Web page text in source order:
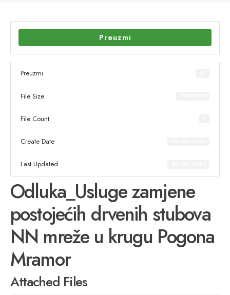
Preuzmi
Preuzmi
File Size
File Count
Create Date
Last Updated
Odluka_Usluge zamjene
postojećih drvenih stubova
NN mreže u krugu Pogona
Mramor
Attached Files